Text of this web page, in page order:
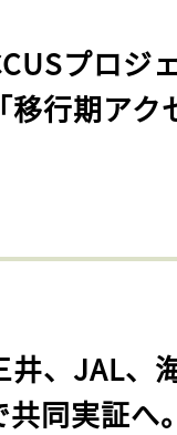
プロジ
移行期アク
井、JAL、
共同実証へ